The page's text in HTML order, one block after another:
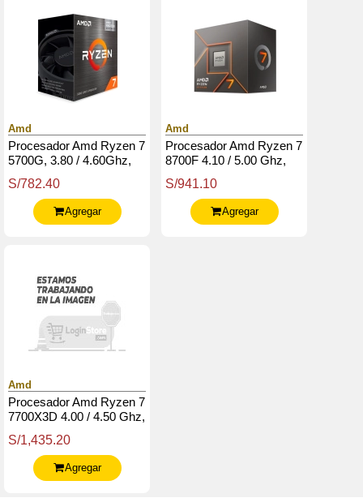
Amd
Procesador Amd Ryzen 7
5700G, 3.80 / 4.60Ghz,
7Nm, 65W.
S/782.40
Agregar
Amd
Procesador Amd Ryzen 7
8700F 4.10 / 5.00 Ghz,
4Nm, Tdp: 65W
S/941.10
Agregar
Amd
Procesador Amd Ryzen 7
7700X3D 4.00 / 4.50 Ghz,
5Nm, Tdp: 120W
S/1,435.20
Agregar